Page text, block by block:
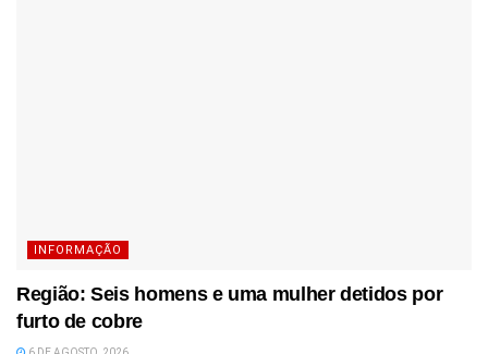
INFORMAÇÃO
Região: Seis homens e uma mulher detidos por
furto de cobre